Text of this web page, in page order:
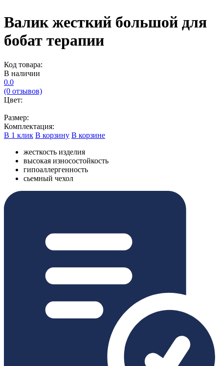
Валик жесткий большой для
бобат терапии
Код товара:
В наличии
0.0
(0 отзывов)
Цвет:
Размер:
Комплектация:
В 1 клик В корзину В корзине
жесткость изделия
высокая износостойкость
гипоаллергенность
сьемный чехол